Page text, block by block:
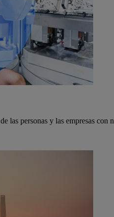
las personas y las empresas con